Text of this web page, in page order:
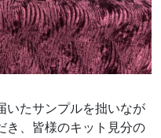
いたサンプルを拙いなが
き、皆様のキット見分の